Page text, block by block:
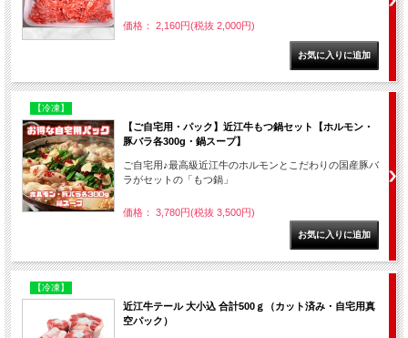
価格： 2,160円(税抜 2,000円)
【冷凍】
【ご自宅用・パック】近江牛もつ鍋セット【ホルモン・
豚バラ各300g・鍋スープ】
ご自宅用♪最高級近江牛のホルモンとこだわりの国産豚バ
ラがセットの「もつ鍋」
価格： 3,780円(税抜 3,500円)
【冷凍】
近江牛テール 大小込 合計500ｇ（カット済み・自宅用真
空パック）